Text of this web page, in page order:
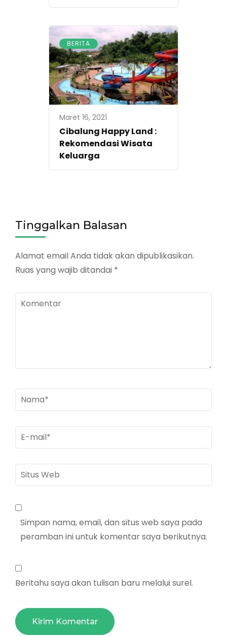
BERITA
Maret 16, 2021
Cibalung Happy Land :
Rekomendasi Wisata
Keluarga
Tinggalkan Balasan
Alamat email Anda tidak akan dipublikasikan.
Ruas yang wajib ditandai *
Komentar
Nama*
E-
mail*
Situs
Web
Simpan nama, email, dan situs web saya pada
peramban ini untuk komentar saya berikutnya.
Beritahu saya akan tulisan baru melalui surel.